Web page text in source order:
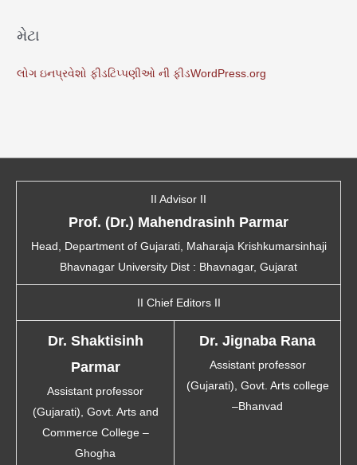
મેટા
લોગ ઇનપ્રવેશો ફીડટિપ્પણીઓ ની ફીડWordPress.org
II Advisor II
Prof. (Dr.) Mahendrasinh Parmar
Head, Department of Gujarati, Maharaja Krishkumarsinhaji
Bhavnagar University Dist : Bhavnagar, Gujarat
II Chief Editors II
Dr. Shaktisinh
Parmar
Assistant professor
(Gujarati), Govt. Arts and
Commerce College –
Ghogha
Dr. Jignaba Rana
Assistant professor
(Gujarati), Govt. Arts college
–Bhanvad